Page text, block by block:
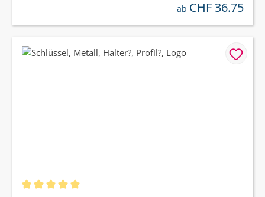
regulärer preis:
ab CHF 36.75